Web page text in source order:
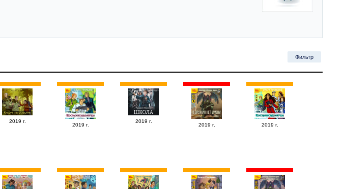
Фильтр
2019 г.
2019 г.
2019 г.
2019 г. 2019 г.